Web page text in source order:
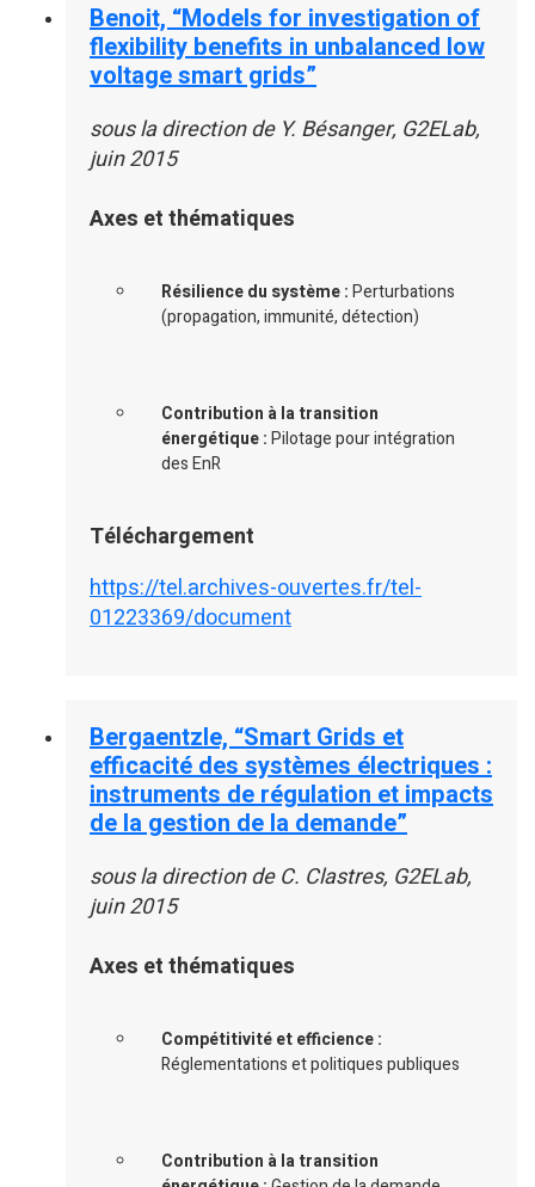
Benoit, “Models for investigation of
flexibility benefits in unbalanced low
voltage smart grids”
sous la direction de Y. Bésanger, G2ELab,
juin 2015
Axes et thématiques
Résilience du système :Perturbations
(propagation, immunité, détection)
Contribution à la transition
énergétique :Pilotage pour intégration
des EnR
Téléchargement
https://tel.archives-ouvertes.fr/tel-
01223369/document
Bergaentzle, “Smart Grids et
efficacité des systèmes électriques :
instruments de régulation et impacts
de la gestion de la demande”
sous la direction de C. Clastres, G2ELab,
juin 2015
Axes et thématiques
Compétitivité et efficience :
Réglementations et politiques publiques
Contribution à la transition